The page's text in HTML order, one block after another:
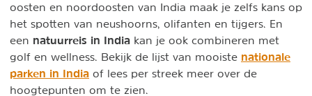
oosten en noordoosten van India maak je zelfs kans op
het spotten van neushoorns, olifanten en tijgers. En
een natuurreis in India kan je ook combineren met
golf en wellness. Bekijk de lijst van mooiste nationale
parken in India of lees per streek meer over de
hoogtepunten om te zien.